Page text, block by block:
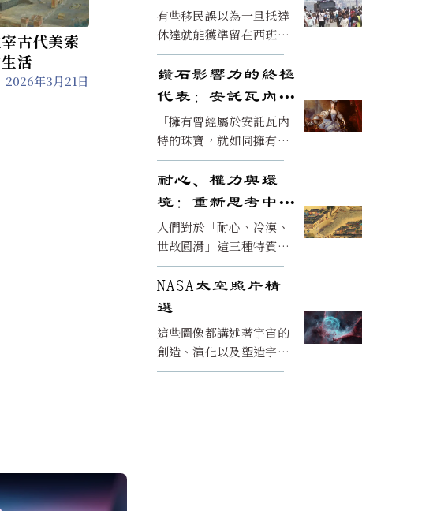
古代美索
活
2026年3月21日
班牙休達
有些移民誤以為一旦抵達
休達就能獲準留在西班
牙，而走私者則透過承諾
歐洲的各種機會，誘導人
們進行危險的越境嘗試。
鑽石影響力的終極
代表：安託瓦內特
珠寶
「擁有曾經屬於安託瓦內
特的珠寶，就如同擁有歷
史的一部分。我對此感言
的第一反應是敬畏，不僅
是對這些珠寶本身，更是
程。」
耐心、權力與環
境：重新思考中國
人的特質
人們對於「耐心、冷漠、
世故圓滑」這三種特質，
不是中國人與生俱來的心
理特質，而是文化體系和
歷史壓力下所衍生出的產
NASA太空照片精
選
這些圖像都講述著宇宙的
創造、演化以及塑造宇宙
的強大力量，令人嘆為觀